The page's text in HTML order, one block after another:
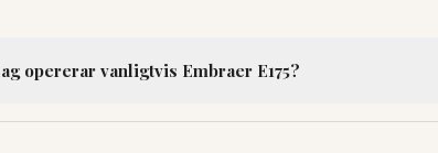
opererar vanligtvis Embraer E175?